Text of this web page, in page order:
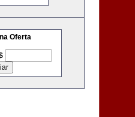
Oferta